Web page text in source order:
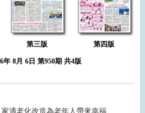
第三版 第四版
年 8月 6日 第950期 共4版
適老化改造為老年人帶來幸福